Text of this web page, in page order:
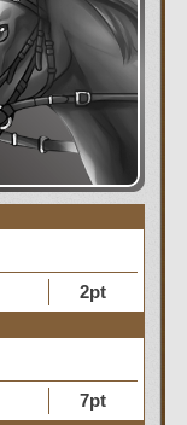
2pt
7pt